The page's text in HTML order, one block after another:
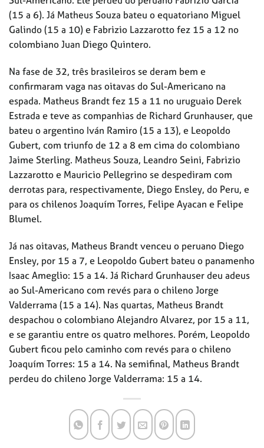
(15 a 6). Já Matheus Souza bateu o equatoriano Miguel
Galindo (15 a 10) e Fabrizio Lazzarotto fez 15 a 12 no
colombiano Juan Diego Quintero.
Na fase de 32, três brasileiros se deram bem e
confirmaram vaga nas oitavas do Sul-Americano na
espada. Matheus Brandt fez 15 a 11 no uruguaio Derek
Estrada e teve as companhias de Richard Grunhauser, que
bateu o argentino Iván Ramiro (15 a 13), e Leopoldo
Gubert, com triunfo de 12 a 8 em cima do colombiano
Jaime Sterling. Matheus Souza, Leandro Seini, Fabrizio
Lazzarotto e Mauricio Pellegrino se despediram com
derrotas para, respectivamente, Diego Ensley, do Peru, e
para os chilenos Joaquím Torres, Felipe Ayacan e Felipe
Blumel.
Já nas oitavas, Matheus Brandt venceu o peruano Diego
Ensley, por 15 a 7, e Leopoldo Gubert bateu o panamenho
Isaac Ameglio: 15 a 14. Já Richard Grunhauser deu adeus
ao Sul-Americano com revés para o chileno Jorge
Valderrama (15 a 14). Nas quartas, Matheus Brandt
despachou o colombiano Alejandro Alvarez, por 15 a 11,
e se garantiu entre os quatro melhores. Porém, Leopoldo
Gubert ficou pelo caminho com revés para o chileno
Joaquím Torres: 15 a 14. Na semifinal, Matheus Brandt
perdeu do chileno Jorge Valderrama: 15 a 14.